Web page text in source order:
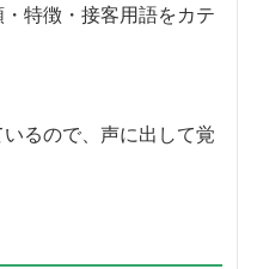
特徴・接客用語をカテ
るので、声に出して覚